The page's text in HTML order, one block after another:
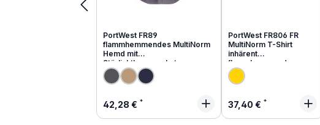
PortWest FR89
flammhemmendes MultiNorm
Hemd mit
Störlichtbogenschutz
Regulärer Preis:
42,28 €
PortWest FR806 FR
MultiNorm T-Shirt
inhärent
flammhemmend
Regulärer Preis:
37,40 €